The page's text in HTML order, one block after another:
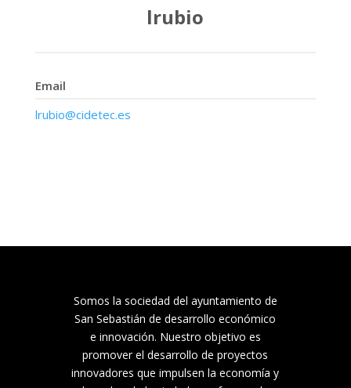
lrubio
Email
lrubio@cidetec.es
Somos la sociedad del ayuntamiento de
San Sebastián de desarrollo económico
e innovación. Nuestro objetivo es
promover el desarrollo de proyectos
innovadores que impulsen la economía y